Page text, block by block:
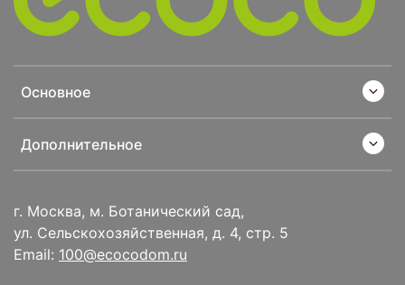
г. Москва, м. Ботанический сад,
ул. Сельскохозяйственная, д. 4, стр. 5
Email: 100@ecocodom.ru
Основное
Дополнительное